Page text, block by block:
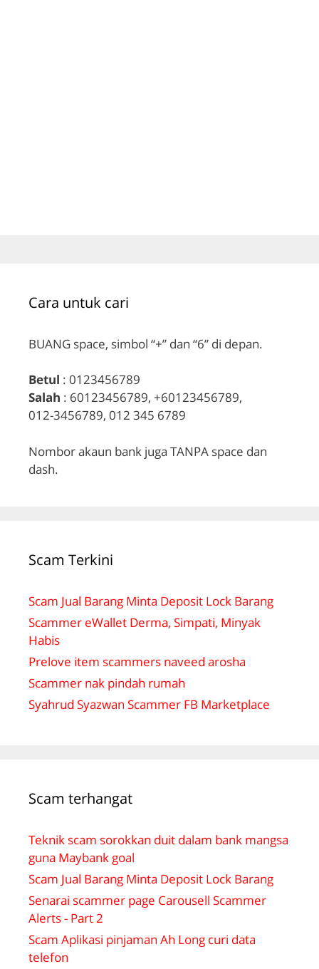
Cara untuk cari
BUANG space, simbol “+” dan “6” di depan.
Betul : 0123456789
Salah : 60123456789, +60123456789,
012-3456789, 012 345 6789
Nombor akaun bank juga TANPA space dan
dash.
Scam Terkini
Scam Jual Barang Minta Deposit Lock Barang
Scammer eWallet Derma, Simpati, Minyak
Habis
Prelove item scammers naveed arosha
Scammer nak pindah rumah
Syahrud Syazwan Scammer FB Marketplace
Scam terhangat
Teknik scam sorokkan duit dalam bank mangsa
guna Maybank goal
Scam Jual Barang Minta Deposit Lock Barang
Senarai scammer page Carousell Scammer
Alerts - Part 2
Scam Aplikasi pinjaman Ah Long curi data
telefon